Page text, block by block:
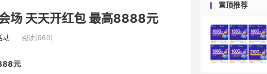
场 天天开红包 最高8888元
动 阅读(669)
元
置顶推荐